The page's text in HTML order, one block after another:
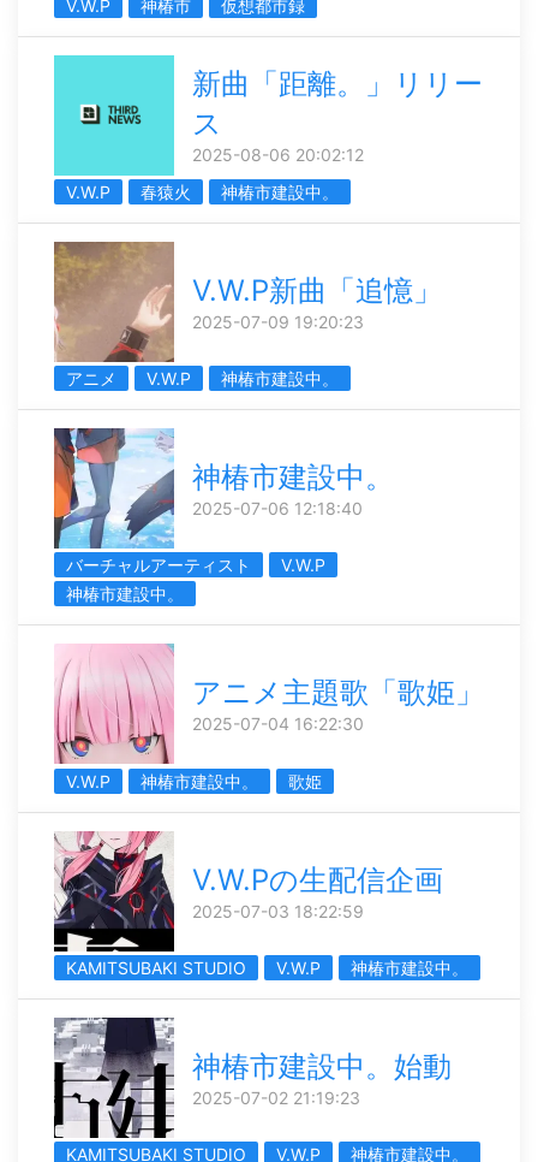
V.W.P 神椿市 仮想都市録
新曲「距離。」リリー
ス
2025-08-06 20:02:12
V.W.P
春猿火 神椿市建設中。
V.W.P新曲「追憶」
2025-07-09 19:20:23
アニメ V.W.P 神椿市建設中。
神椿市建設中。
2025-07-06 12:18:40
バーチャルアーティスト
V.W.P
神椿市建設中。
アニメ主題歌「歌姫」
2025-07-04 16:22:30
V.W.P 神椿市建設中。 歌姫
V.W.Pの生配信企画
2025-07-03 18:22:59
KAMITSUBAKI STUDIO V.W.P 神椿市建設中。
神椿市建設中。始動
2025-07-02 21:19:23
KAMITSUBAKI STUDIO V.W.P 神椿市建設中。